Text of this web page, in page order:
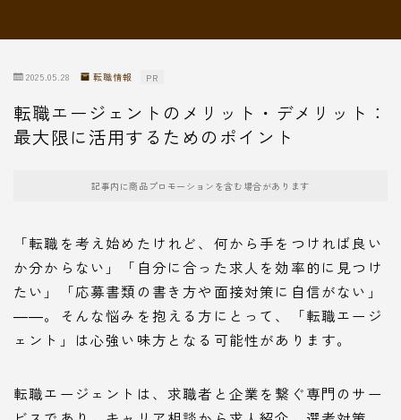
2025.05.28 転職情報 PR
転職エージェントのメリット・デメリット：
最大限に活用するためのポイント
記事内に商品プロモーションを含む場合があります
「転職を考え始めたけれど、何から手をつければ良い
か分からない」「自分に合った求人を効率的に見つけ
たい」「応募書類の書き方や面接対策に自信がない」
――。そんな悩みを抱える方にとって、「転職エージ
ェント」は心強い味方となる可能性があります。
転職エージェントは、求職者と企業を繋ぐ専門のサー